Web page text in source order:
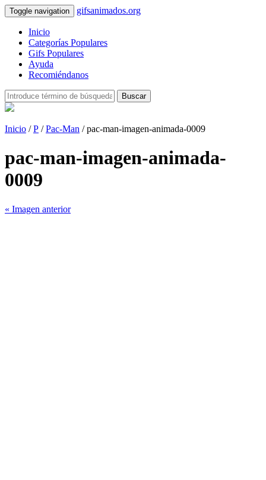
Toggle navigation gifsanimados.org
Inicio
Categorías Populares
Gifs Populares
Ayuda
Recomiéndanos
Buscar
Inicio /P /Pac-Man / pac-man-imagen-animada-0009
pac-man-imagen-animada-
0009
« Imagen anterior